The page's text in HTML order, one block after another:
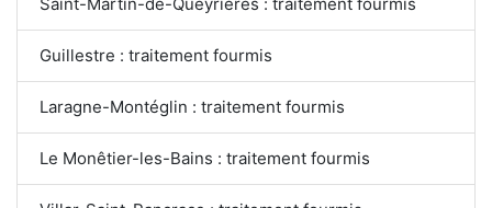
Saint-Martin-de-Queyrières : traitement fourmis
Guillestre : traitement fourmis
Laragne-Montéglin : traitement fourmis
Le Monêtier-les-Bains : traitement fourmis